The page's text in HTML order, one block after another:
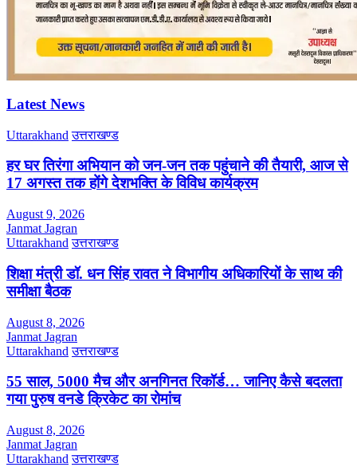
Latest News
Uttarakhand उत्तराखण्ड
हर घर तिरंगा अभियान को जन-जन तक पहुंचाने की तैयारी, आज से
17 अगस्त तक होंगे देशभक्ति के विविध कार्यक्रम
August 9, 2026
Janmat Jagran
Uttarakhand उत्तराखण्ड
शिक्षा मंत्री डॉ. धन सिंह रावत ने विभागीय अधिकारियों के साथ की
समीक्षा बैठक
August 8, 2026
Janmat Jagran
Uttarakhand उत्तराखण्ड
55 साल, 5000 मैच और अनगिनत रिकॉर्ड… जानिए कैसे बदलता
गया पुरुष वनडे क्रिकेट का रोमांच
August 8, 2026
Janmat Jagran
Uttarakhand उत्तराखण्ड